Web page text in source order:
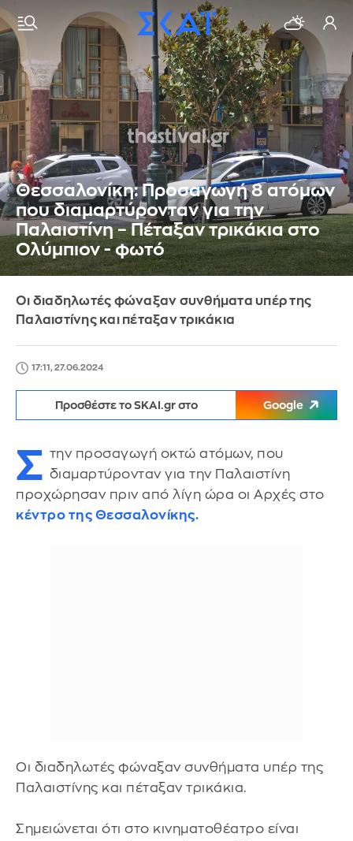
Θεσσαλονίκη: Προσαγωγή 8 ατόμων
που διαμαρτύρονταν για την
Παλαιστίνη – Πέταξαν τρικάκια στο
Ολύμπιον - φωτό
Οι διαδηλωτές φώναξαν συνθήματα υπέρ της
Παλαιστίνης και πέταξαν τρικάκια
17:11, 27.06.2024
Προσθέστε το SKAI.gr στο Google
Σ την προσαγωγή οκτώ ατόμων, που
διαμαρτύρονταν για την Παλαιστίνη
προχώρησαν πριν από λίγη ώρα οι Αρχές στο
κέντρο της Θεσσαλονίκης.
Οι διαδηλωτές φώναξαν συνθήματα υπέρ της
Παλαιστίνης και πέταξαν τρικάκια.
Σημειώνεται ότι στο κινηματοθέατρο είναι